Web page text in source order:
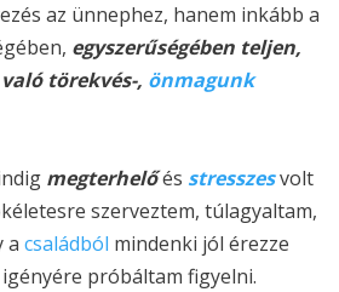
az ünnephez, hanem inkább a
egyszerűségében teljen,
törekvés-, önmagunk
megterhelőés stresszesvolt
szerveztem, túlagyaltam,
a családból mindenki jól érezze
próbáltam figyelni.